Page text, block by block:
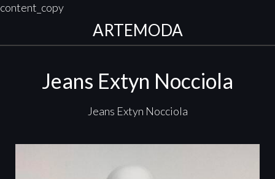
content_copy
ARTEMODA
Jeans Extyn Nocciola
Jeans Extyn Nocciola